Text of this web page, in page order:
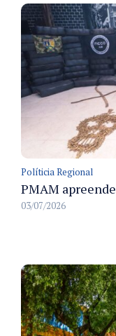
Políticia Regional
03/07/2026